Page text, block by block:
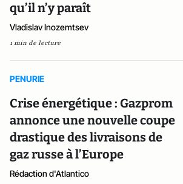
qu’il n’y paraît
Vladislav Inozemtsev
1 min de lecture
PENURIE
Crise énergétique : Gazprom
annonce une nouvelle coupe
drastique des livraisons de
gaz russe à l’Europe
Rédaction d'Atlantico